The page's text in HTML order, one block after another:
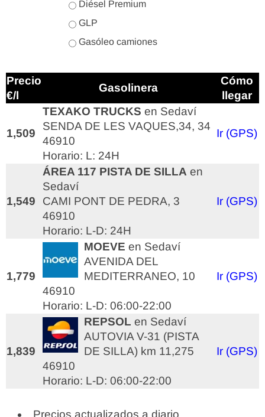
Diésel Premium
GLP
Gasóleo camiones
Precio
€/l
Gasolinera
Cómo
llegar
1,509
TEXAKO TRUCKS en Sedaví
SENDA DE LES VAQUES,34, 34
46910
Horario: L: 24H
Ir (GPS)
1,549
ÁREA 117 PISTA DE SILLA en
Sedaví
CAMI PONT DE PEDRA, 3
46910
Horario: L-D: 24H
Ir (GPS)
1,779
MOEVE en Sedaví
AVENIDA DEL
MEDITERRANEO, 10
46910
Horario: L-D: 06:00-22:00
Ir (GPS)
1,839
REPSOL en Sedaví
AUTOVIA V-31 (PISTA
DE SILLA) km 11,275
46910
Horario: L-D: 06:00-22:00
Ir (GPS)
Precios actualizados a diario